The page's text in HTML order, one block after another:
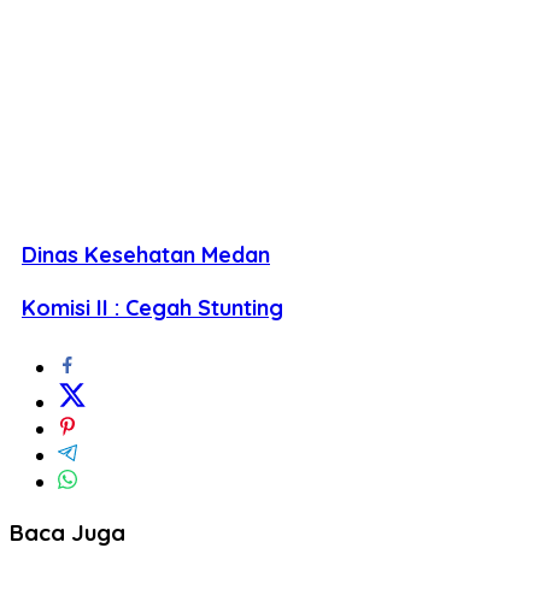
Dinas Kesehatan Medan
Komisi II : Cegah Stunting
Baca Juga